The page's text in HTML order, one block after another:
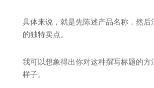
具体来说，就是先陈述产品名称，然后
的独特卖点。
我可以想象得出你对这种撰写标题的方
样子。